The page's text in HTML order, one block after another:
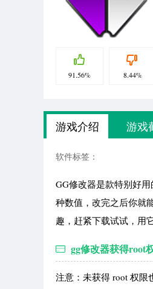
91.56% 8.44%
游戏介绍 游戏
软件标签：
GG修改器是款特别好
种数值，改完之后你就
趣，赶紧下载试试，用
gg修改器获得root
注意：未获得 root 权限